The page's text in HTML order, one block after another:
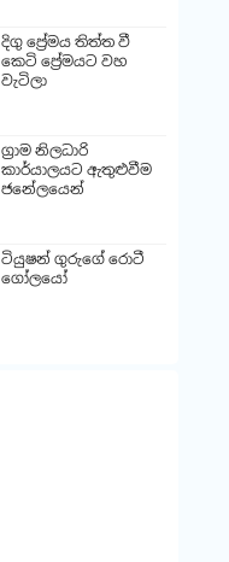
දිගු ප්‍රේමය තිත්ත වී
කෙටි ප්‍රේමයට වහ
වැටිලා
ග්‍රාම නිලධාරි
කාර්යාලයට ඇතුළුවීම
ජනේලයෙන්
ටියුෂන් ගුරුගේ රොටී
ගෝලයෝ